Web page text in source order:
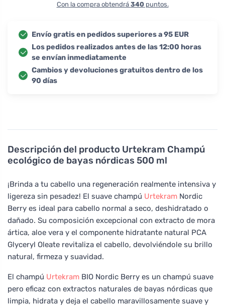
Descripción del producto Urtekram Champú
ecológico de bayas nórdicas 500 ml
¡Brinda a tu cabello una regeneración realmente intensiva y
ligereza sin pesadez! El suave champú Urtekram Nordic
Berry es ideal para cabello normal a seco, deshidratado o
dañado. Su composición excepcional con extracto de mora
ártica, aloe vera y el componente hidratante natural PCA
Glyceryl Oleate revitaliza el cabello, devolviéndole su brillo
natural, firmeza y suavidad.
El champú Urtekram BIO Nordic Berry es un champú suave
pero eficaz con extractos naturales de bayas nórdicas que
limpia, hidrata y deja el cabello maravillosamente suave y
Con la compra obtendrá 340puntos.
Envío gratis en pedidos superiores a 95 EUR
Los pedidos realizados antes de las 12:00 horas
se envían inmediatamente
Cambios y devoluciones gratuitos dentro de los
90 días